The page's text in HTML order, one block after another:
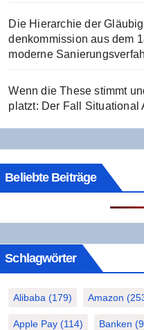
Die Hier­ar­chie der
den­kom­mis­si­on aus dem
moder­ne
Wenn die The­se stimmt
platzt: Der Fall Situa­tio­nal
Beliebte Beiträge
Schlag­wör­ter
Alibaba (179) Amazon
Apple Pay (114) Banken